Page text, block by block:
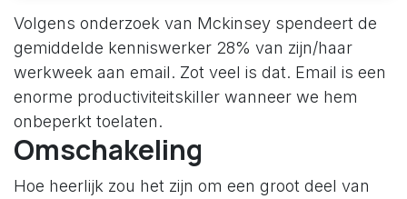
Volgens onderzoek van Mckinsey spendeert de
gemiddelde kenniswerker 28% van zijn/haar
werkweek aan email. Zot veel is dat. Email is een
enorme productiviteitskiller wanneer we hem
onbeperkt toelaten.
Omschakeling
Hoe heerlijk zou het zijn om een groot deel van